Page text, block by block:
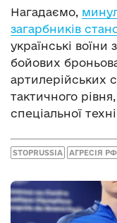
Нагадаємо,
загарбників
українські
бойових
артилерійських
тактичного
спеціальної
STOPRUSSIA АГРЕСІЯ РФ